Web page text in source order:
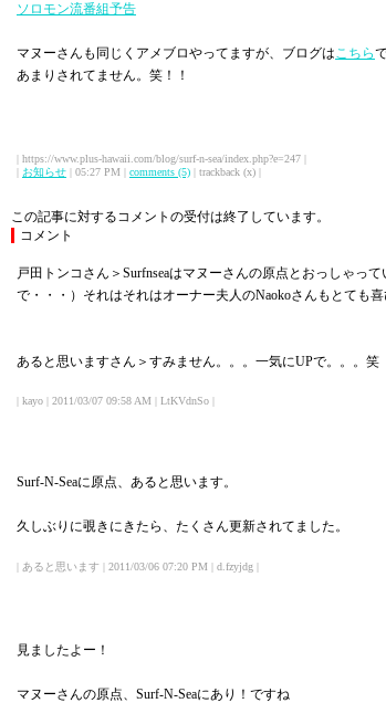
ソロモン流番組予告
マヌーさんも同じくアメブロやってますが、ブログはこちら
あまりされてません。笑！！
| https://www.plus-hawaii.com/blog/surf-n-sea/index.php?e=247 |
| お知らせ | 05:27 PM | comments (5) | trackback (x) |
この記事に対するコメントの受付は終了しています。
コメント
戸田トンコさん＞Surfnseaはマヌーさんの原点とおっしゃっ
で・・・）それはそれはオーナー夫人のNaokoさんもとても喜
あると思いますさん＞すみません。。。一気にUPで。。。笑
| kayo | 2011/03/07 09:58 AM | LtKVdnSo |
Surf-N-Seaに原点、あると思います。
久しぶりに覗きにきたら、たくさん更新されてました。
| あると思います | 2011/03/06 07:20 PM | d.fzyjdg |
見ましたよー！
マヌーさんの原点、Surf-N-Seaにあり！ですね